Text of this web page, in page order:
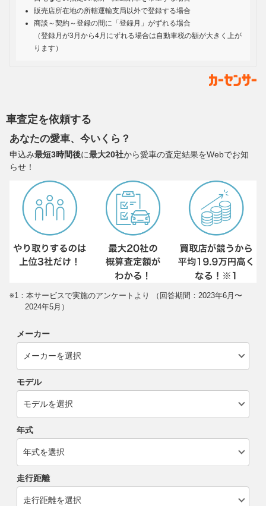
販売店所在地の所轄運輸支局以外で登録する場合
商談～契約～登録の間に「登録月」がずれる場合
（登録月が3月から4月にずれる場合は自動車税の額が大きく上が
ります）
車査定を依頼する
あなたの愛車、今いくら？
申込み最短3時間後に最大20社から愛車の査定結果をWebでお知
らせ！
※1：本サービスで実施のアンケートより （回答期間：2023年6月〜
2024年5月）
メーカー
モデル
年式
走行距離